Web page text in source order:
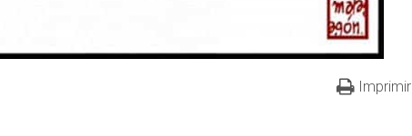
Imprimir